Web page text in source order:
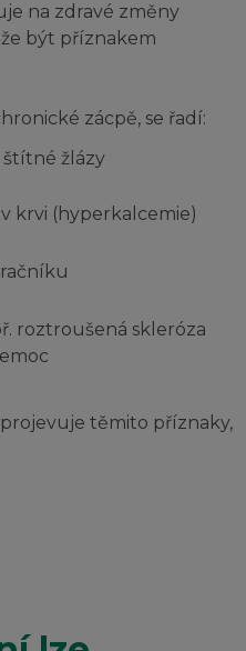
na zdravé změny
být příznakem
zácpě, se řadí:
žlázy
krvi (hyperkalcemie)
roztroušená skleróza
těmito příznaky,